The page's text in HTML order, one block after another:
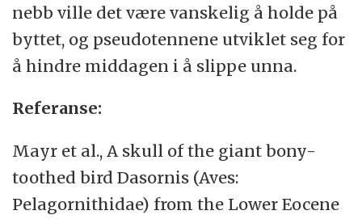
nebb ville det være vanskelig å holde på
byttet, og pseudotennene utviklet seg for
å hindre middagen i å slippe unna.
Referanse:
Mayr et al., A skull of the giant bony-
toothed bird Dasornis (Aves:
Pelagornithidae) from the Lower Eocene